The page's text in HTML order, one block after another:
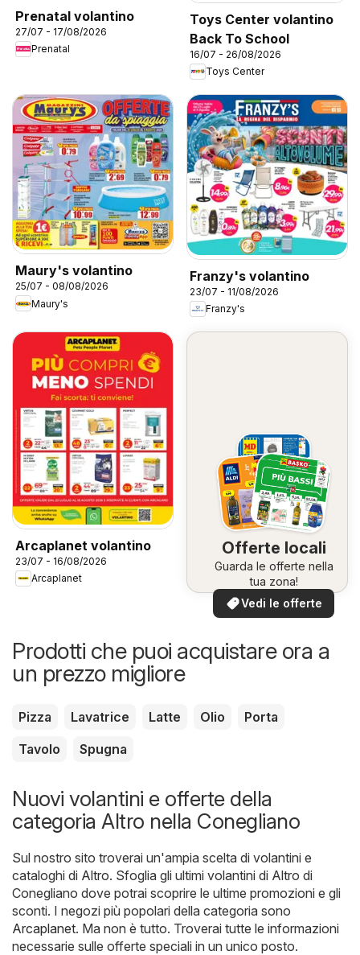
Prenatal volantino
27/07 - 17/08/2026
Prenatal
Toys Center volantino
Back To School
16/07 - 26/08/2026
Toys Center
Maury's volantino
25/07 - 08/08/2026
Maury's
Franzy's volantino
23/07 - 11/08/2026
Franzy's
Arcaplanet volantino
23/07 - 16/08/2026
Arcaplanet
Offerte locali
Guarda le offerte nella
tua zona!
Vedi le offerte
Prodotti che puoi acquistare ora a
un prezzo migliore
Pizza Lavatrice Latte Olio
Porta
Tavolo
Spugna
Nuovi volantini e offerte della
categoria Altro nella Conegliano
Sul nostro sito troverai un'ampia scelta di volantini e
cataloghi di Altro. Sfoglia gli ultimi volantini di Altro di
Conegliano dove potrai scoprire le ultime promozioni e gli
sconti. I negozi più popolari della categoria sono
Arcaplanet. Ma non è tutto. Troverai tutte le informazioni
necessarie sulle offerte speciali in un unico posto.